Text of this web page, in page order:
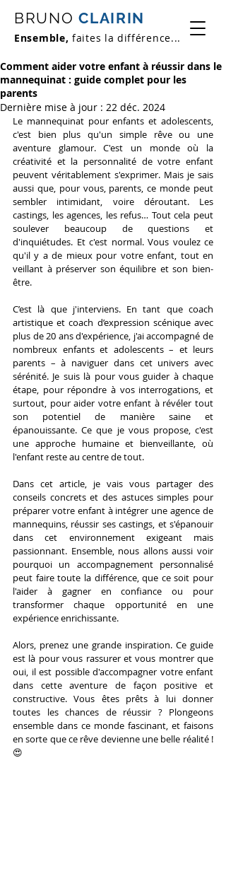
BRUNO CLAIRIN
Ensemble, faites la différence...
Comment aider votre enfant à réussir dans le
mannequinat : guide complet pour les
parents
Dernière mise à jour : 22 déc. 2024
Le mannequinat pour enfants et adolescents,
c'est bien plus qu'un simple rêve ou une
aventure glamour. C'est un monde où la
créativité et la personnalité de votre enfant
peuvent véritablement s'exprimer. Mais je sais
aussi que, pour vous, parents, ce monde peut
sembler intimidant, voire déroutant. Les
castings, les agences, les refus… Tout cela peut
soulever beaucoup de questions et
d'inquiétudes. Et c'est normal. Vous voulez ce
qu'il y a de mieux pour votre enfant, tout en
veillant à préserver son équilibre et son bien-
être.
C’est là que j'interviens. En tant que coach
artistique et coach d’expression scénique avec
plus de 20 ans d'expérience, j'ai accompagné de
nombreux enfants et adolescents – et leurs
parents – à naviguer dans cet univers avec
sérénité. Je suis là pour vous guider à chaque
étape, pour répondre à vos interrogations, et
surtout, pour aider votre enfant à révéler tout
son potentiel de manière saine et
épanouissante. Ce que je vous propose, c'est
une approche humaine et bienveillante, où
l'enfant reste au centre de tout.
Dans cet article, je vais vous partager des
conseils concrets et des astuces simples pour
préparer votre enfant à intégrer une agence de
mannequins, réussir ses castings, et s'épanouir
dans cet environnement exigeant mais
passionnant. Ensemble, nous allons aussi voir
pourquoi un accompagnement personnalisé
peut faire toute la différence, que ce soit pour
l'aider à gagner en confiance ou pour
transformer chaque opportunité en une
expérience enrichissante.
Alors, prenez une grande inspiration. Ce guide
est là pour vous rassurer et vous montrer que
oui, il est possible d'accompagner votre enfant
dans cette aventure de façon positive et
constructive. Vous êtes prêts à lui donner
toutes les chances de réussir ? Plongeons
ensemble dans ce monde fascinant, et faisons
en sorte que ce rêve devienne une belle réalité !
😍